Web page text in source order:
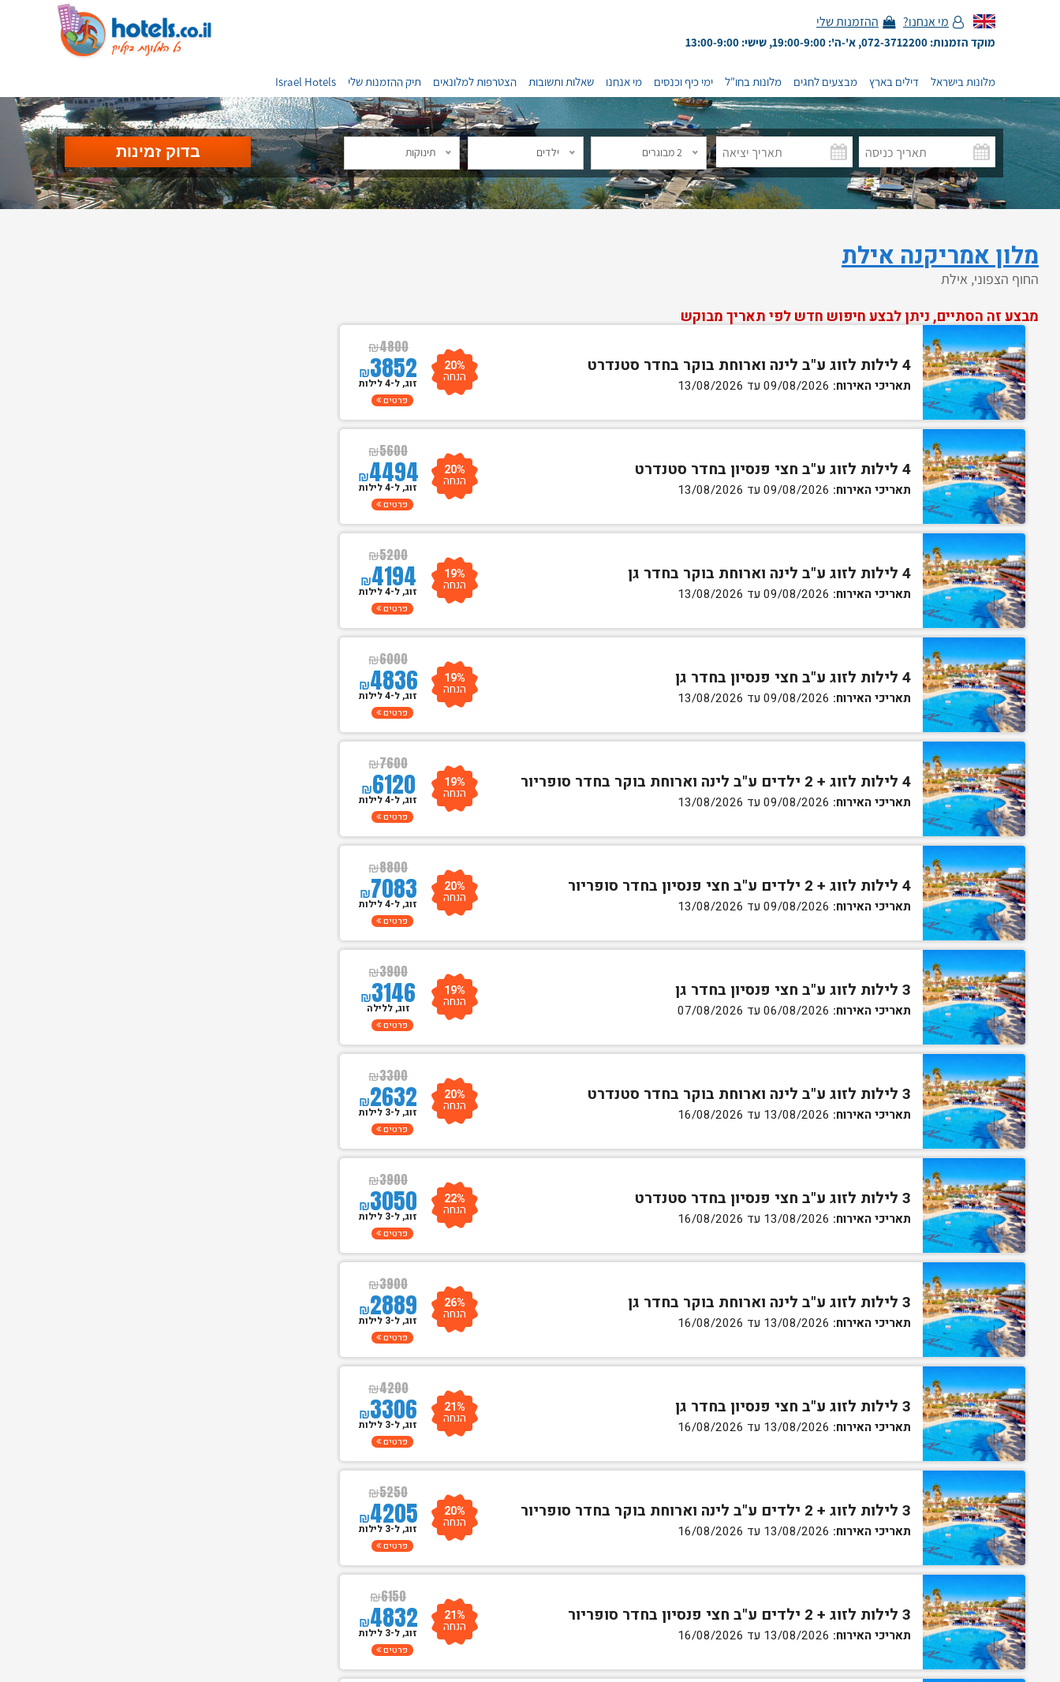
מי אנחנו? ההזמנות שלי
מוקד הזמנות: 072-3712200, א'-ה': 19:00-9:00, שישי: 13:00-9:00
מלונות בישראל דילים בארץ מבצעים לחגים מלונות בחו"ל ימי כיף וכנסים מי אנחנו שאלות ותשובות הצטרפות למלונאים תיק ההזמנות שלי Israel Hotels
2 מבוגרים ילדים תינוקות
מלון אמריקנה אילת
החוף הצפוני, אילת
מבצע זה הסתיים, ניתן לבצע חיפוש חדש לפי תאריך מבוקש
4 לילות לזוג ע"ב לינה וארוחת בוקר בחדר סטנדרט
תאריכי האירוח:
₪4800
₪3852 20%
הנחה זוג, ל-4 לילות
פרטים
4 לילות לזוג ע"ב חצי פנסיון בחדר סטנדרט
תאריכי האירוח:
₪5600
₪4494 20%
הנחה זוג, ל-4 לילות
פרטים
4 לילות לזוג ע"ב לינה וארוחת בוקר בחדר גן
תאריכי האירוח:
₪5200
₪4194 19%
הנחה זוג, ל-4 לילות
פרטים
4 לילות לזוג ע"ב חצי פנסיון בחדר גן
תאריכי האירוח:
₪6000
₪4836 19%
הנחה זוג, ל-4 לילות
פרטים
4 לילות לזוג + 2 ילדים ע"ב לינה וארוחת בוקר בחדר סופריור
תאריכי האירוח:
₪7600
₪6120 19%
הנחה זוג, ל-4 לילות
פרטים
4 לילות לזוג + 2 ילדים ע"ב חצי פנסיון בחדר סופריור
תאריכי האירוח:
₪8800
₪7083 20%
הנחה זוג, ל-4 לילות
פרטים
3 לילות לזוג ע"ב חצי פנסיון בחדר גן
תאריכי האירוח:
₪3900
₪3146 19%
הנחה זוג, ללילה
פרטים
3 לילות לזוג ע"ב לינה וארוחת בוקר בחדר סטנדרט
תאריכי האירוח:
₪3300
₪2632 20%
הנחה זוג, ל-3 לילות
פרטים
3 לילות לזוג ע"ב חצי פנסיון בחדר סטנדרט
תאריכי האירוח:
₪3900
₪3050 22%
הנחה זוג, ל-3 לילות
פרטים
3 לילות לזוג ע"ב לינה וארוחת בוקר בחדר גן
תאריכי האירוח:
₪3900
₪2889 26%
הנחה זוג, ל-3 לילות
פרטים
3 לילות לזוג ע"ב חצי פנסיון בחדר גן
תאריכי האירוח:
₪4200
₪3306 21%
הנחה זוג, ל-3 לילות
פרטים
3 לילות לזוג + 2 ילדים ע"ב לינה וארוחת בוקר בחדר סופריור
תאריכי האירוח:
₪5250
₪4205 20%
הנחה זוג, ל-3 לילות
פרטים
3 לילות לזוג + 2 ילדים ע"ב חצי פנסיון בחדר סופריור
תאריכי האירוח:
₪6150
₪4832 21%
הנחה זוג, ל-3 לילות
פרטים